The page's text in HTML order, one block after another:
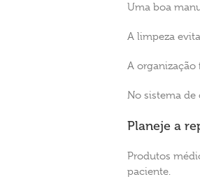
Uma boa
A limpeza
A organização
No sistema de
Planeje a
Produtos
paciente.